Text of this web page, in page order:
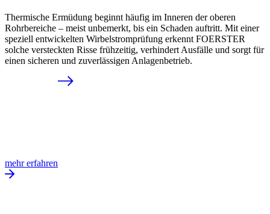
Thermische Ermüdung beginnt häufig im Inneren der oberen
Rohrbereiche – meist unbemerkt, bis ein Schaden auftritt. Mit einer
speziell entwickelten Wirbelstromprüfung erkennt FOERSTER
solche versteckten Risse frühzeitig, verhindert Ausfälle und sorgt für
einen sicheren und zuverlässigen Anlagenbetrieb.
mehr erfahren